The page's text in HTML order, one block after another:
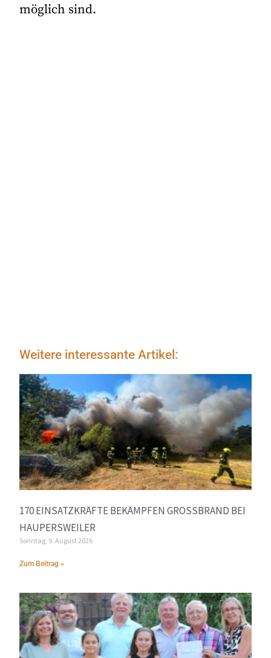
möglich sind.
Weitere interessante Artikel:
170 EINSATZKRÄFTE BEKÄMPFEN GROSSBRAND BEI H
AUPERSWEILER
Sonntag, 9. August 2026
Zum Beitrag »